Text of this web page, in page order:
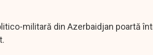
militară din Azerbaidjan poartă